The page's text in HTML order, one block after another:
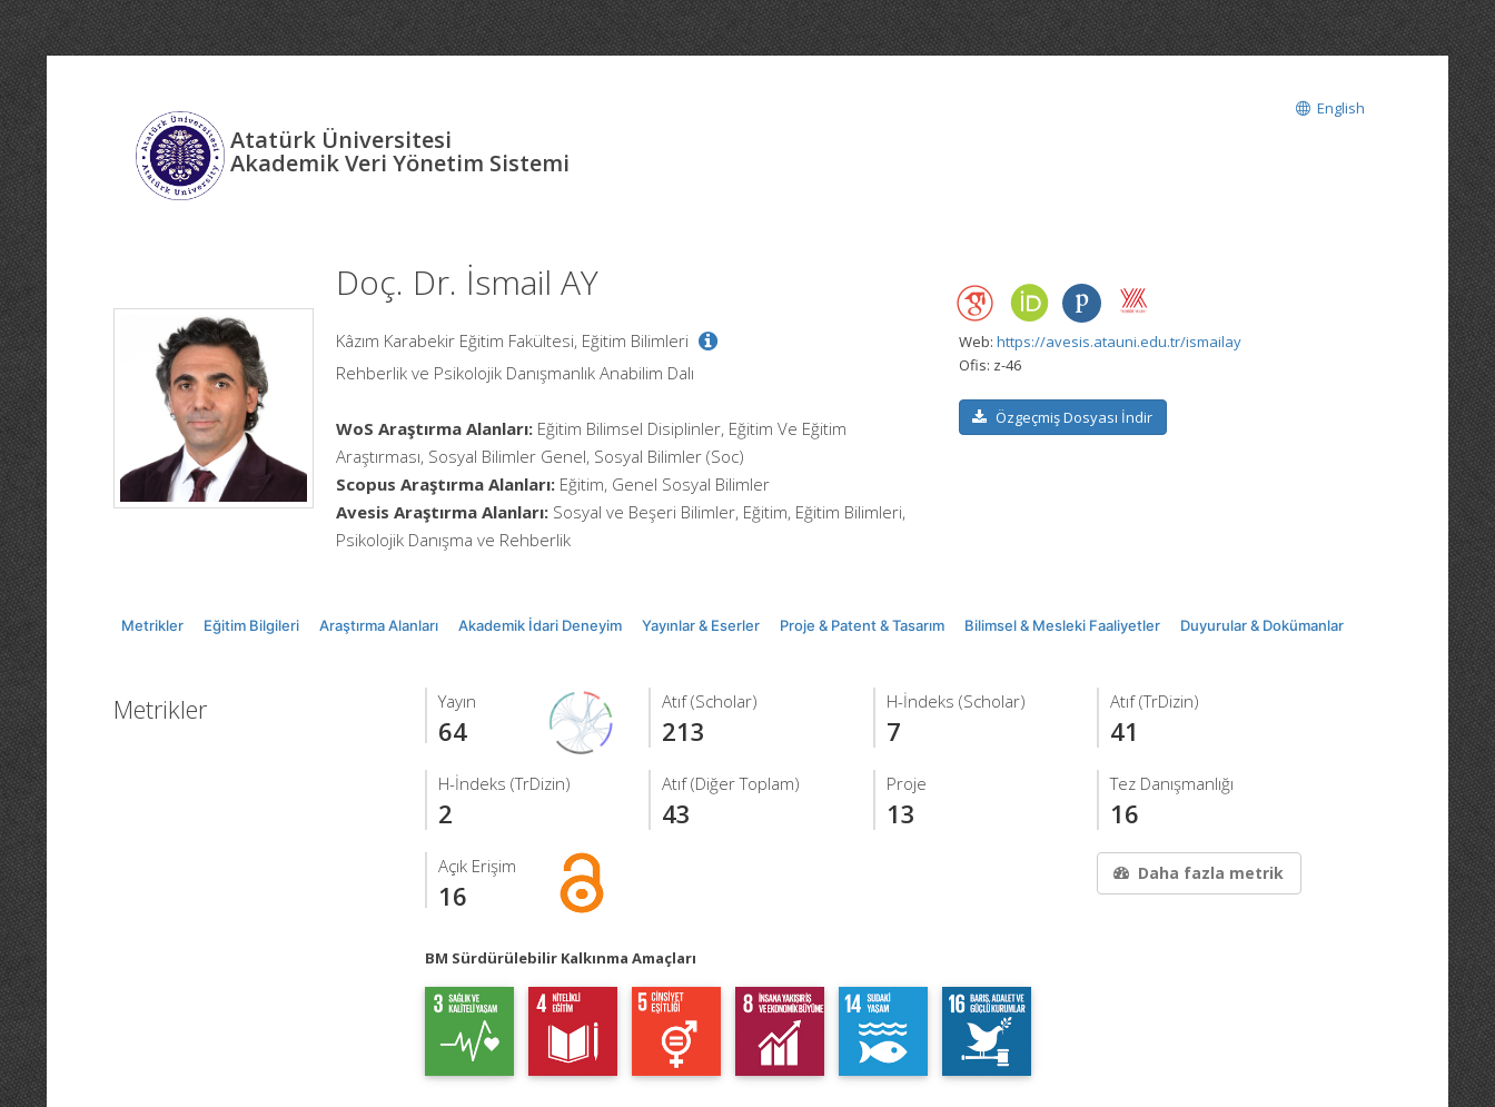
Atatürk Üniversitesi
Akademik Veri Yönetim Sistemi
English
Doç. Dr. İsmail AY
Kâzım Karabekir Eğitim Fakültesi, Eğitim Bilimleri
Rehberlik ve Psikolojik Danışmanlık Anabilim Dalı
WoS Araştırma Alanları: Eğitim Bilimsel Disiplinler, Eğitim Ve Eğitim
Araştırması, Sosyal Bilimler Genel, Sosyal Bilimler (Soc)
Scopus Araştırma Alanları: Eğitim, Genel Sosyal Bilimler
Avesis Araştırma Alanları: Sosyal ve Beşeri Bilimler, Eğitim, Eğitim Bilimleri,
Psikolojik Danışma ve Rehberlik
Web: https://avesis.atauni.edu.tr/ismailay
Ofis: z-46
Özgeçmiş Dosyası İndir
Metrikler Eğitim Bilgileri Araştırma Alanları Akademik İdari Deneyim Yayınlar & Eserler Proje & Patent & Tasarım Bilimsel & Mesleki Faaliyetler Duyurular & Dokümanlar
Metrikler Yayın
64
Atıf (Scholar)
213
H-İndeks (Scholar)
7
Atıf (TrDizin)
41
H-İndeks (TrDizin)
2
Atıf (Diğer Toplam)
43
Proje
13
Tez Danışmanlığı
16
Açık Erişim
16
Daha fazla metrik
BM Sürdürülebilir Kalkınma Amaçları